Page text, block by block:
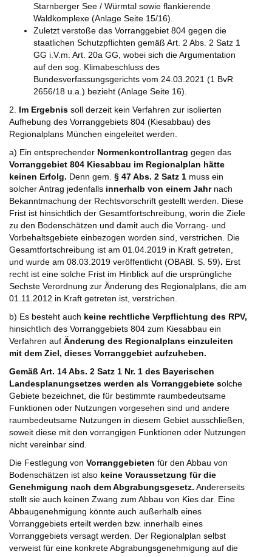
Starnberger See / Würmtal sowie flankierende
Waldkomplexe (Anlage Seite 15/16).
Zuletzt verstoße das Vorranggebiet 804 gegen die
staatlichen Schutzpflichten gemäß Art. 2 Abs. 2 Satz 1
GG i.V.m. Art. 20a GG, wobei sich die Argumentation
auf den sog. Klimabeschluss des
Bundesverfassungsgerichts vom 24.03.2021 (1 BvR
2656/18 u.a.) bezieht (Anlage Seite 16).
2. Im Ergebnis soll derzeit kein Verfahren zur isolierten
Aufhebung des Vorranggebiets 804 (Kiesabbau) des
Regionalplans München eingeleitet werden.
a) Ein entsprechender Normenkontrollantrag gegen das
Vorranggebiet 804 Kiesabbau im Regionalplan hätte
keinen Erfolg. Denn gem. § 47 Abs. 2 Satz 1 muss ein
solcher Antrag jedenfalls innerhalb von einem Jahrnach
Bekanntmachung der Rechtsvorschrift gestellt werden. Diese
Frist ist hinsichtlich der Gesamtfortschreibung, worin die Ziele
zu den Bodenschätzen und damit auch die Vorrang- und
Vorbehaltsgebiete einbezogen worden sind, verstrichen. Die
Gesamtfortschreibung ist am 01.04.2019 in Kraft getreten,
und wurde am 08.03.2019 veröffentlicht (OBABl. S. 59). Erst
recht ist eine solche Frist im Hinblick auf die ursprüngliche
Sechste Verordnung zur Änderung des Regionalplans, die am
01.11.2012 in Kraft getreten ist, verstrichen.
b) Es besteht auch keine rechtliche Verpflichtung des RPV,
hinsichtlich des Vorranggebiets 804 zum Kiesabbau ein
Verfahren auf Änderung des Regionalplans einzuleiten
mit dem Ziel, dieses Vorranggebiet aufzuheben.
Gemäß Art. 14 Abs. 2 Satz 1 Nr. 1 des Bayerischen
Landesplanungsetzes werden als Vorranggebiete solche
Gebiete bezeichnet, die für bestimmte raumbedeutsame
Funktionen oder Nutzungen vorgesehen sind und andere
raumbedeutsame Nutzungen in diesem Gebiet ausschließen,
soweit diese mit den vorrangigen Funktionen oder Nutzungen
nicht vereinbar sind.
Die Festlegung von Vorranggebieten für den Abbau von
Bodenschätzen ist also keine Voraussetzung für die
Genehmigung nach dem Abgrabungsgesetz. Andererseits
stellt sie auch keinen Zwang zum Abbau von Kies dar. Eine
Abbaugenehmigung könnte auch außerhalb eines
Vorranggebiets erteilt werden bzw. innerhalb eines
Vorranggebiets versagt werden. Der Regionalplan selbst
verweist für eine konkrete Abgrabungsgenehmigung auf die